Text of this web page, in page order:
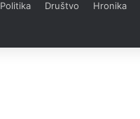
Politika Društvo Hronika